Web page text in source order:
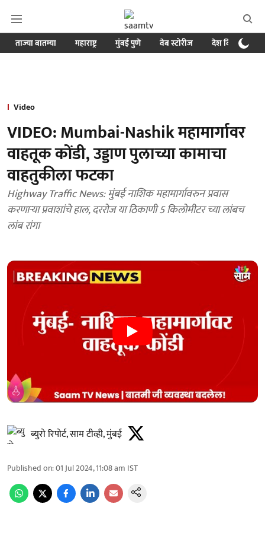
ताज्या बातम्या महाराष्ट्र मुंबई पुणे वेब स्टोरीज देश विदेश
Video
VIDEO: Mumbai-Nashik महामार्गावर
वाहतूक कोंडी, उड्डाण पुलाच्या कामाचा
वाहतुकीला फटका
Highway Traffic News: मुंबई नाशिक महामार्गावरुन प्रवास
करणाऱ्या प्रवाशांचे हाल, दररोज या ठिकाणी 5 किलोमीटर च्या लांबच
लांब रांगा
ब्युरो रिपोर्ट, साम टीव्ही, मुंबई
Published on:01 Jul 2024, 11:08 am IST